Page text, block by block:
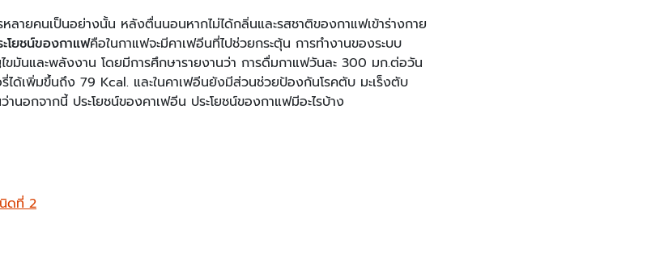
ยคนเป็นอย่างนั้น หลังตื่นนอนหากไม่ได้กลิ่นและรสชาติของกาแฟเข้าร่างกาย
ะโยชน์ของกาแฟคือในกาแฟจะมีคาเฟอีนที่ไปช่วยกระตุ้น การทำงานของระบบ
ขมันและพลังงาน โดยมีการศึกษารายงานว่า การดื่มกาแฟวันละ 300 มก.ต่อวัน
ได้เพิ่มขึ้นถึง 79 Kcal. และในคาเฟอีนยังมีส่วนช่วยป้องกันโรคตับ มะเร็งตับ
นอกจากนี้ ประโยชน์ของคาเฟอีน ประโยชน์ของกาแฟมีอะไรบ้าง
ดที่ 2